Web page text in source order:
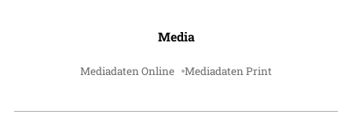
Media
Mediadaten Online Mediadaten Print